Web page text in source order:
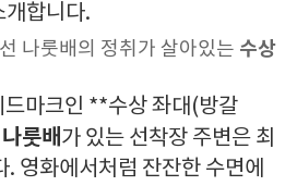
개합니다.
나룻배의 정취가 살아있는 수상
마크인 **수상 좌대(방갈
나룻배가 있는 선착장 주변은 최
영화에서처럼 잔잔한 수면에